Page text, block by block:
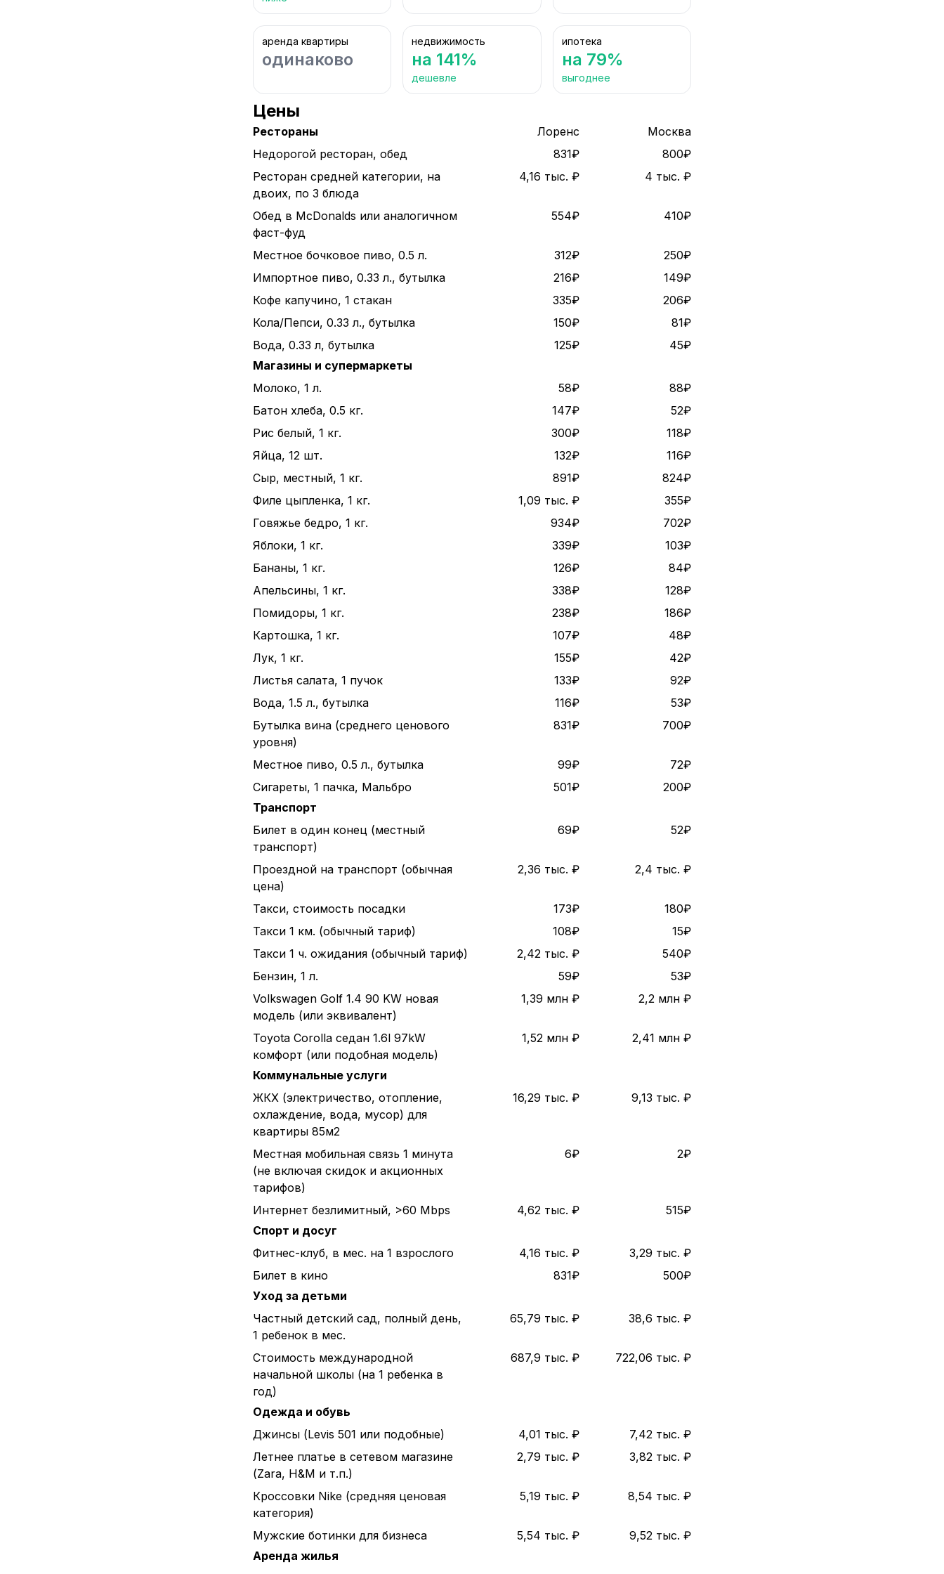
аренда квартиры
одинаково
недвижимость
на 141%
дешевле
ипотека
на 79%
выгоднее
Цены
Рестораны Лоренс
Москва
Недорогой ресторан, обед
831₽
800₽
Ресторан средней категории, на
двоих, по 3 блюда
4,16 тыс. ₽ 4 тыс. ₽
Обед в McDonalds или аналогичном
фаст-фуд
554₽ 410₽
Местное бочковое пиво, 0.5 л. 312₽
250₽
Импортное пиво, 0.33 л., бутылка
216₽
149₽
Кофе капучино, 1 стакан
335₽
206₽
Кола/Пепси, 0.33 л., бутылка
150₽
81₽
Вода, 0.33 л, бутылка
125₽
45₽
Магазины и супермаркеты
Молоко, 1 л.
58₽
88₽
Батон хлеба, 0.5 кг.
147₽
52₽
Рис белый, 1 кг.
300₽
118₽
Яйца, 12 шт.
132₽
116₽
Сыр, местный, 1 кг.
891₽
824₽
Филе цыпленка, 1 кг.
1,09 тыс. ₽
355₽
Говяжье бедро, 1 кг.
934₽
702₽
Яблоки, 1 кг.
339₽
103₽
Бананы, 1 кг.
126₽
84₽
Апельсины, 1 кг.
338₽
128₽
Помидоры, 1 кг.
238₽
186₽
Картошка, 1 кг.
107₽
48₽
Лук, 1 кг.
155₽
42₽
Листья салата, 1 пучок
133₽
92₽
Вода, 1.5 л., бутылка
116₽
53₽
Бутылка вина (среднего ценового
уровня)
831₽ 700₽
Местное пиво, 0.5 л., бутылка 99₽
72₽
Сигареты, 1 пачка, Мальбро
501₽
200₽
Транспорт
Билет в один конец (местный
транспорт)
69₽ 52₽
Проездной на транспорт (обычная
цена)
2,36 тыс. ₽ 2,4 тыс. ₽
Такси, стоимость посадки 173₽
180₽
Такси 1 км. (обычный тариф)
108₽
15₽
Такси 1 ч. ожидания (обычный тариф)
2,42 тыс. ₽
540₽
Бензин, 1 л.
59₽
53₽
Volkswagen Golf 1.4 90 KW новая
модель (или эквивалент)
1,39 млн ₽ 2,2 млн ₽
Toyota Corolla седан 1.6l 97kW
комфорт (или подобная модель)
1,52 млн ₽ 2,41 млн ₽
Коммунальные услуги
ЖКХ (электричество, отопление,
охлаждение, вода, мусор) для
квартиры 85м2
16,29 тыс. ₽ 9,13 тыс. ₽
Местная мобильная связь 1 минута
(не включая скидок и акционных
тарифов)
6₽ 2₽
Интернет безлимитный, >60 Mbps 4,62 тыс. ₽
515₽
Спорт и досуг
Фитнес-клуб, в мес. на 1 взрослого
4,16 тыс. ₽
3,29 тыс. ₽
Билет в кино
831₽
500₽
Уход за детьми
Частный детский сад, полный день,
1 ребенок в мес.
65,79 тыс. ₽ 38,6 тыс. ₽
Стоимость международной
начальной школы (на 1 ребенка в
год)
687,9 тыс. ₽ 722,06 тыс. ₽
Одежда и обувь
Джинсы (Levis 501 или подобные)
4,01 тыс. ₽
7,42 тыс. ₽
Летнее платье в сетевом магазине
(Zara, H&M и т.п.)
2,79 тыс. ₽ 3,82 тыс. ₽
Кроссовки Nike (средняя ценовая
категория)
5,19 тыс. ₽ 8,54 тыс. ₽
Мужские ботинки для бизнеса 5,54 тыс. ₽
9,52 тыс. ₽
Аренда жилья